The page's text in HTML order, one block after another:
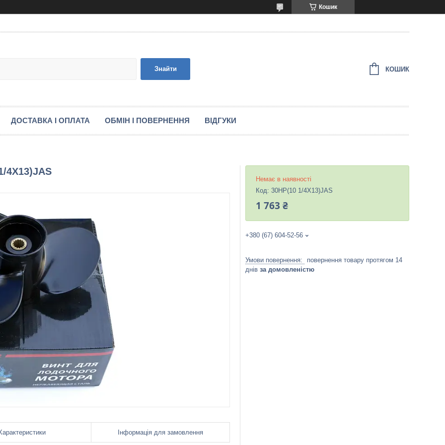
Кошик
Знайти КОШИК
ДОСТАВКА І ОПЛАТА ОБМІН І ПОВЕРНЕННЯ ВІДГУКИ
4X13)JAS
Інформація для замовлення
Немає в наявності
Код: 30HP(10 1/4X13)JAS
1 763 ₴
+380 (67) 604-52-56
повернення товару протягом 14
днів за домовленістю